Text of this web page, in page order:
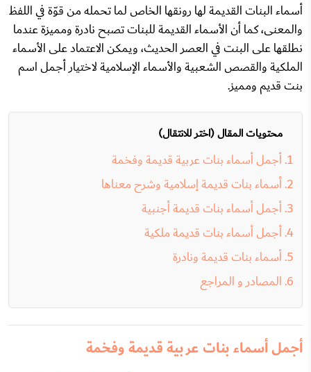
أسماء البنات القديمة لها رونقها الخاص لما تحمله من قوّة في اللفظ
والمعنى، كما أن الأسماء القديمة للبنات تصبح نادرة ومميزة عندما
نطلقها على البنت في العصر الحديث، ويمكن الاعتماد على الأسماء
الملكية والقصص الشعبية والأسماء الإسلامية لاختيار أجمل اسم
بنت قديم ومميز.
محتويات المقال (اختر للانتقال)
أجمل أسماء بنات عربية قديمة وفخمة
أسماء بنات قديمة إسلامية وشرح معناها
أجمل أسماء بنات قديمة أجنبية
أجمل أسماء بنات قديمة ملكية
أسماء بنات قديمة ونادرة
المصادر و المراجع
أجمل أسماء بنات عربية قديمة وفخمة